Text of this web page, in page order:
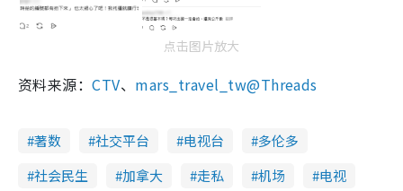
点击图片放大
资料来源：CTV、 mars_travel_tw@Threads
著数 社交平台 电视台
多伦多
社会民生
加拿大 走私 机场
电视